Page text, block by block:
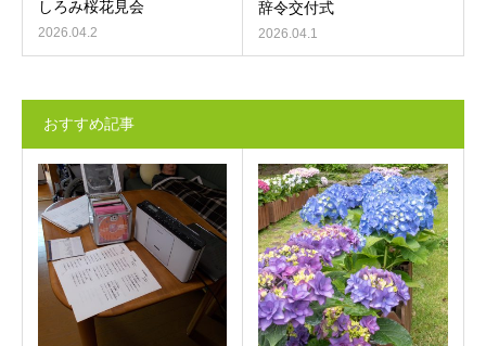
しろみ桜花見会
2026.04.2
辞令交付式
2026.04.1
おすすめ記事